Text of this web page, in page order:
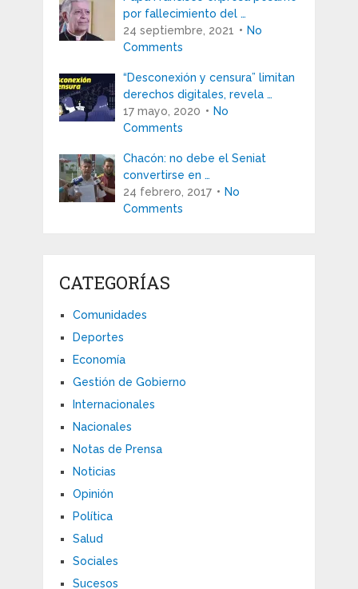
por fallecimiento del …
24 septiembre, 2021
No
Comments
“Desconexión y censura” limitan
derechos digitales, revela …
17 mayo, 2020
No
Comments
Chacón: no debe el Seniat
convertirse en …
24 febrero, 2017
No
Comments
CATEGORÍAS
Comunidades
Deportes
Economía
Gestión de Gobierno
Internacionales
Nacionales
Notas de Prensa
Noticias
Opinión
Política
Salud
Sociales
Sucesos